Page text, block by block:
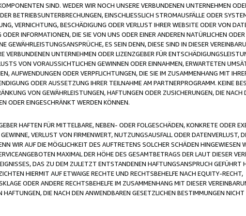
SIND. WEDER WIR NOCH UNSERE VERBUNDENEN UNTERNEHMEN
BETRIEBSUNTERBRECHUNGEN, EINSCHLIESSLICH STROMAUSFÄLLE ODER
VERNICHTUNG, BESCHÄDIGUNG ODER VERLUST IHRER WEBSITE ODER VON
INFORMATIONEN, DIE SIE VON UNS ODER EINER ANDEREN NATÜRLICHEN
GEWÄHRLEISTUNGSANSPRÜCHE, ES SEIN DENN, DIESE SIND IN DIESER
VERBUNDENEN UNTERNEHMEN ODER LIZENZGEBER FÜR
VON VORAUSSICHTLICHEN GEWINNEN ODER EINNAHMEN, ERWARTETEN
AUFWENDUNGEN ODER VERPFLICHTUNGEN, DIE SIE IM ZUSAMMENHANG MIT
ODER AUSSETZUNG IHRER TEILNAHME AM PARTNERPROGRAMM. KEINE
VON GEWÄHRLEISTUNGEN, HAFTUNGEN ODER ZUSICHERUNGEN, DIE NACH
ODER EINGESCHRÄNKT WERDEN KÖNNEN.
HAFTEN FÜR MITTELBARE, NEBEN- ODER FOLGESCHÄDEN, KONKRETE ODER
VERLUST VON FIRMENWERT, NUTZUNGSAUSFALL ODER DATENVERLUST,
WIR AUF DIE MÖGLICHKEIT DES AUFTRETENS SOLCHER SCHÄDEN HINGEWIESEN
MAXIMAL DER HÖHE DES GESAMTBETRAGS DER LAUT DIESER
DAS ZU DEM ZULETZT ENTSTANDENEN HAFTUNGSANSPRUCH GEFÜHRT
HIERMIT AUF ETWAIGE RECHTE UND RECHTSBEHELFE NACH EQUITY-RECHT,
ODER ANDERE RECHTSBEHELFE IM ZUSAMMENHANG MIT DIESER
DIE NACH DEN ANWENDBAREN GESETZLICHEN BESTIMMUNGEN NICHT